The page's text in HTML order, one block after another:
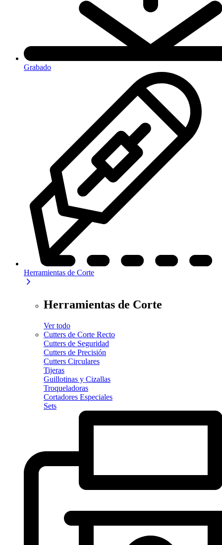
Grabado
Herramientas de Corte
Herramientas de Corte
Ver todo
Cutters de Corte Recto
Cutters de Seguridad
Cutters de Precisión
Cutters Circulares
Tijeras
Guillotinas y Cizallas
Troqueladoras
Cortadores Especiales
Sets